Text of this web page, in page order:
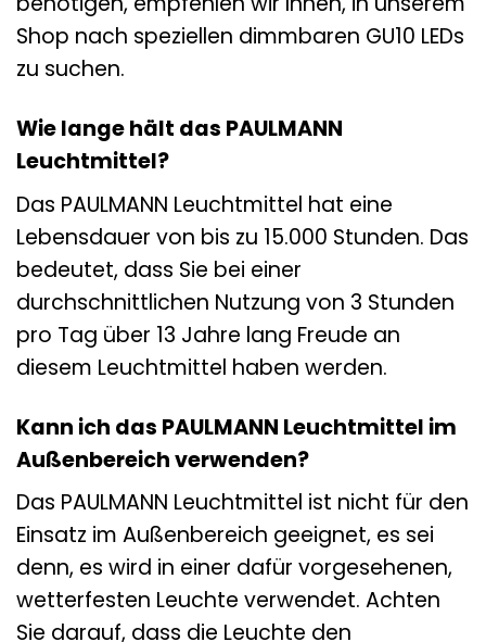
Shop nach speziellen dimmbaren GU10 LEDs
zu suchen.
Wie lange hält das PAULMANN
Leuchtmittel?
Das PAULMANN Leuchtmittel hat eine
Lebensdauer von bis zu 15.000 Stunden. Das
bedeutet, dass Sie bei einer
durchschnittlichen Nutzung von 3 Stunden
pro Tag über 13 Jahre lang Freude an
diesem Leuchtmittel haben werden.
Kann ich das PAULMANN Leuchtmittel im
Außenbereich verwenden?
Das PAULMANN Leuchtmittel ist nicht für den
Einsatz im Außenbereich geeignet, es sei
denn, es wird in einer dafür vorgesehenen,
wetterfesten Leuchte verwendet. Achten
Sie darauf, dass die Leuchte den